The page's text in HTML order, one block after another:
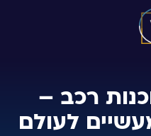
רכב –
לעולם